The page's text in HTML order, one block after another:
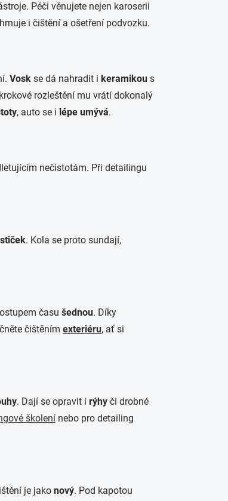
Péči věnujete nejen karoserii
i čištění a ošetření podvozku.
Vosk se dá nahradit i keramikou s
rozleštění mu vrátí dokonalý
, auto se i lépe umývá.
nečistotám. Při detailingu
. Kola se proto sundají,
času šednou. Díky
čištěním exteriéru, ať si
. Dají se opravit i rýhy či drobné
školení nebo pro detailing
je jako nový. Pod kapotou